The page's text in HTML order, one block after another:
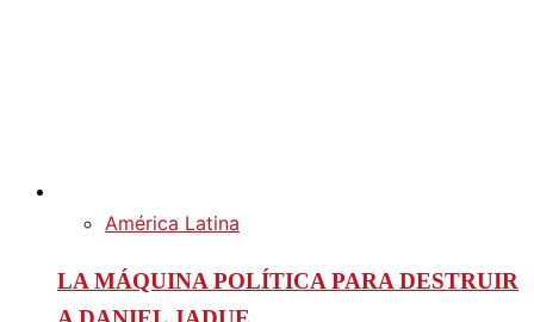
América Latina
LA MÁQUINA POLÍTICA PARA DESTRUIR